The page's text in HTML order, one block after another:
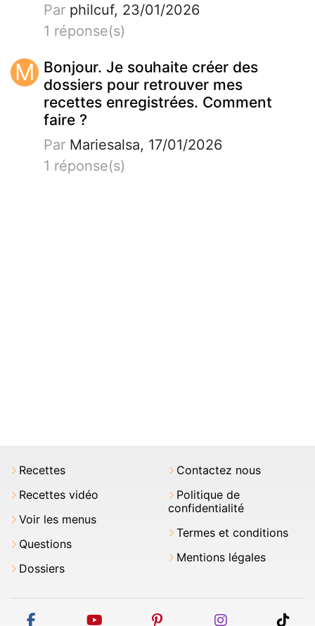
Par philcuf, 23/01/2026
1 réponse(s)
M Bonjour. Je souhaite créer des
dossiers pour retrouver mes
recettes enregistrées. Comment
faire ?
Par Mariesalsa, 17/01/2026
1 réponse(s)
Recettes
Recettes vidéo
Voir les menus
Questions
Dossiers
Contactez nous
Politique de
confidentialité
Termes et conditions
Mentions légales
facebook youtube pinterest instagram